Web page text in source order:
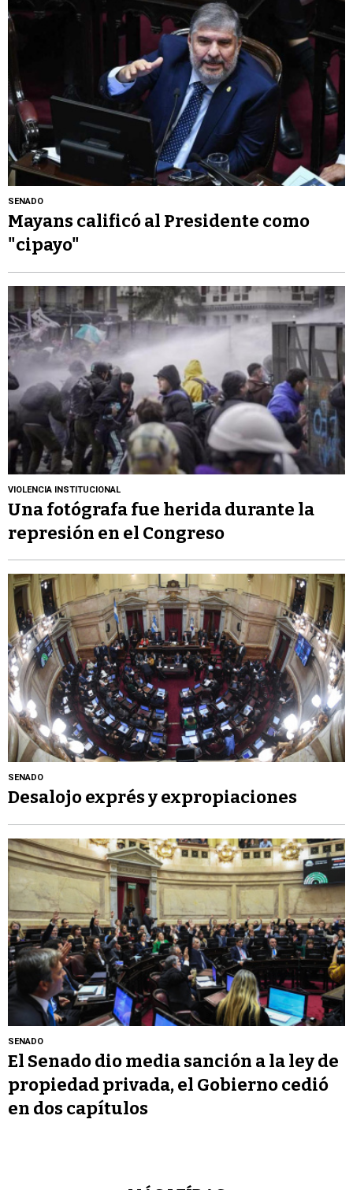
SENADO
Mayans calificó al Presidente como
"cipayo"
VIOLENCIA INSTITUCIONAL
Una fotógrafa fue herida durante la
represión en el Congreso
SENADO
Desalojo exprés y expropiaciones
SENADO
El Senado dio media sanción a la ley de
propiedad privada, el Gobierno cedió
en dos capítulos